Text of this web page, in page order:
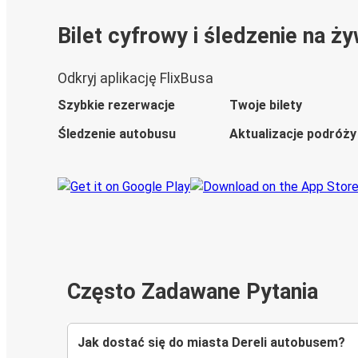
Bilet cyfrowy i śledzenie na
Odkryj aplikację FlixBusa
Szybkie rezerwacje
Twoje bilety
Śledzenie autobusu
Aktualizacje podróży
Często Zadawane Pytania
Jak dostać się do miasta Dereli autobusem?